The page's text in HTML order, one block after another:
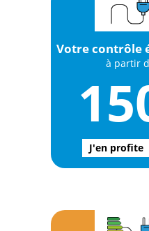
Votre contrôle
à partir
J'en profite